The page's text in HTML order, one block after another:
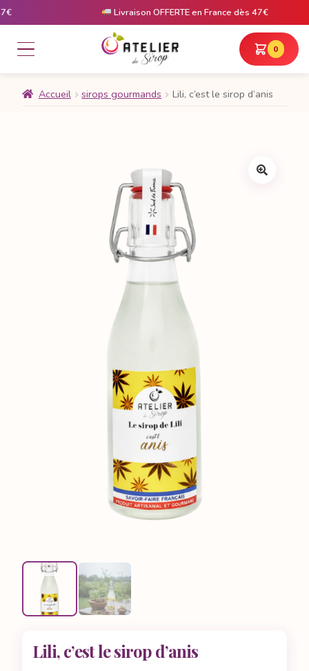
Livraison OFFERTE en France dès 47€
0
Accueil sirops gourmands Lili, c’est le sirop d’anis
Lili, c’est le sirop d’anis